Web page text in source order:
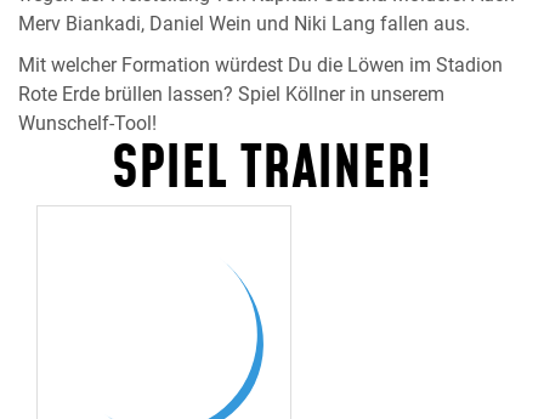
Merv Biankadi, Daniel Wein und Niki Lang fallen aus.
Mit welcher Formation würdest Du die Löwen im Stadion
Rote Erde brüllen lassen? Spiel Köllner in unserem
Wunschelf-Tool!
SPIEL TRAINER!